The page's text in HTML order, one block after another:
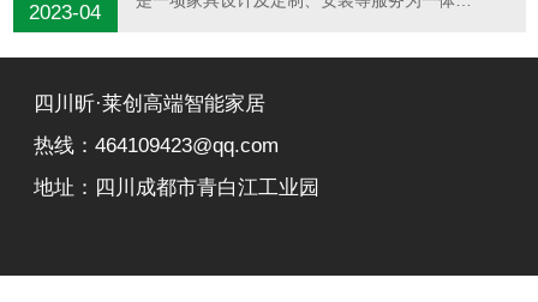
2023-04
四川昕·莱创高端智能家居
热线：464109423@qq.com
地址：四川成都市青白江工业园